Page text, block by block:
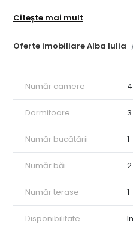
Oferte imobiliare Alba Iulia
Casa este compartimentată
3 dormitoare luminoase
2 băi
terasă perfectă pentru relaxare
libertatea de a-l amenaja
Beneficiază de toate utilitățile
📍 Zonă liniștită, ideală pentru
🏡 Perfectă pentru o familie
Citește mai mult
Număr camere 4
Dormitoare 3
Număr bucătării 1
Număr băi 2
Număr terase 1
Disponibilitate